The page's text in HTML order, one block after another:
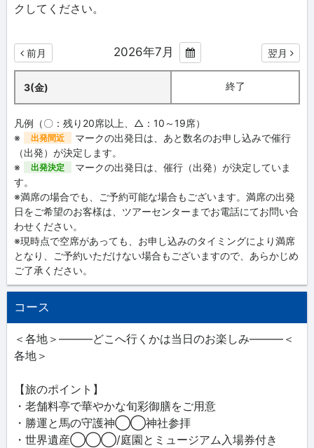
クしてください。
前月 2026年7月 翌月
3(金) 終了
凡例（〇：残り20席以上、△：10～19席）
※
出発間近
マークの出発日は、あと数名のお申し込みで催行
（出発）が決定します。
※
出発決定
マークの出発日は、催行（出発）が決定していま
す。
※満席の場合でも、ご予約可能な場合もございます。満席の出発
日をご希望のお客様は、ツアーセンターまでお電話にてお問い合
わせください。
※現時点で空席があっても、お申し込みのタイミングにより満席
となり、ご予約いただけない場合もございますので、あらかじめ
ご了承ください。
コース
＜各地＞―――どこへ行くかは当日のお楽しみ―――＜
各地＞
【旅のポイント】
・老舗料亭で華やかな旬彩御膳をご用意
・勝運と馬の守護神◯◯神社参拝
・世界遺産◯◯◯/庭園とミュージアム入場券付き